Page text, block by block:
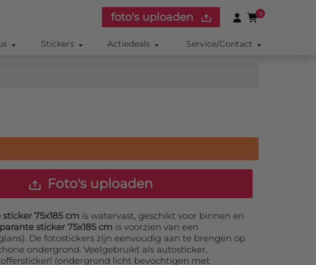
foto's uploaden 0
Stickers Actiedeals Service/Contact
Foto's uploaden
75x185 cm is watervast, geschikt voor binnen en
sticker 75x185 cm is voorzien van een
De fotostickers zijn eenvoudig aan te brengen op
ondergrond. Veelgebruikt als autosticker,
(ondergrond licht bevochtigen met